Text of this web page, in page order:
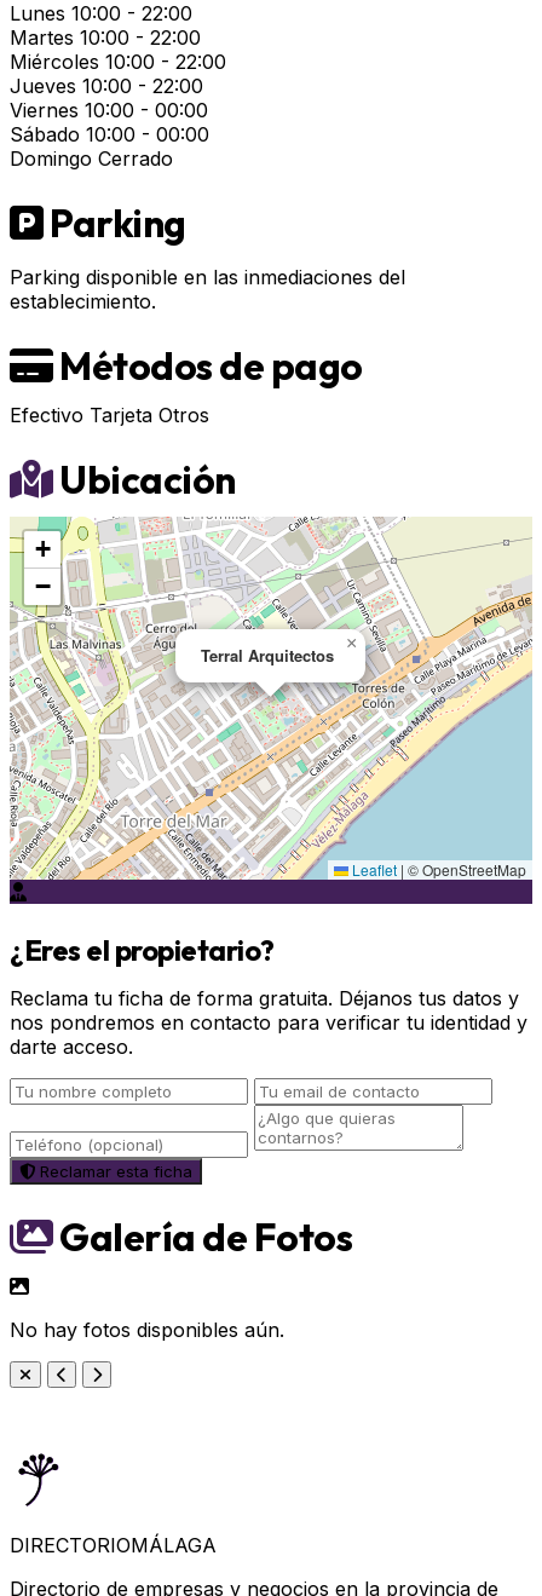
Lunes 10:00 - 22:00
Martes 10:00 - 22:00
Miércoles 10:00 - 22:00
Jueves 10:00 - 22:00
Viernes 10:00 - 00:00
Sábado 10:00 - 00:00
Domingo Cerrado
Parking
Parking disponible en las inmediaciones del
establecimiento.
Métodos de pago
Efectivo Tarjeta Otros
Ubicación
Terral Arquitectos
×
+
−
Leaflet | © OpenStreetMap
¿Eres el propietario?
Reclama tu ficha de forma gratuita. Déjanos tus datos y
nos pondremos en contacto para verificar tu identidad y
darte acceso.
Reclamar esta ficha
Galería de Fotos
No hay fotos disponibles aún.
DIRECTORIOMÁLAGA
Directorio de empresas y negocios en la provincia de